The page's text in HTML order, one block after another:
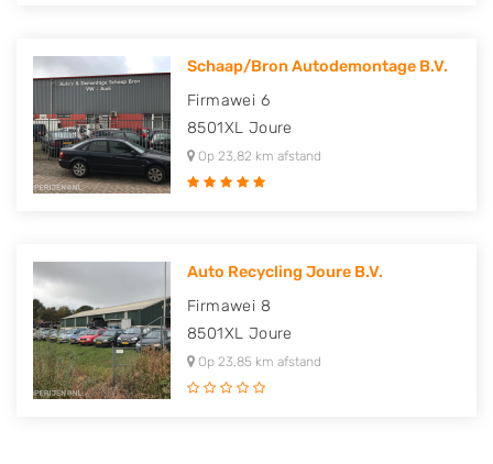
Schaap/Bron Autodemontage B.V.
Firmawei 6
8501XL Joure
Op 23,82 km afstand
Auto Recycling Joure B.V.
Firmawei 8
8501XL Joure
Op 23,85 km afstand